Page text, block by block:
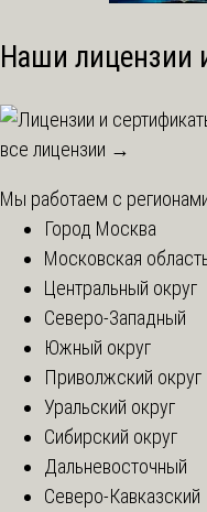
Наши лицензии
все лицензии →
Мы работаем с
Город Москва
Московская
Центральный округ
Северо-Западный
Южный округ
Приволжский округ
Уральский округ
Сибирский округ
Дальневосточный
Северо-Кавказский